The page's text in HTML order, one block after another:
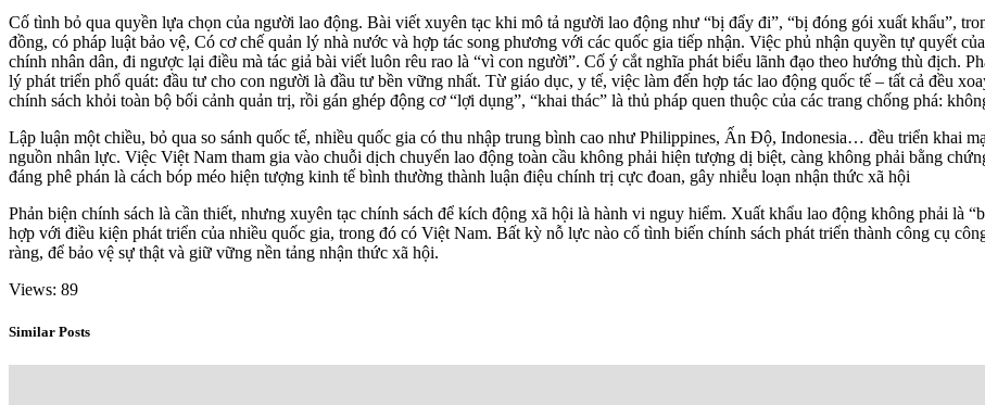
Cố tình bỏ qua quyền lựa chọn của người lao động. Bài viết xuyên tạc khi mô tả người lao động như “bị đẩy đi”, “bị đóng gói xuất khẩu”,
đồng, có pháp luật bảo vệ, Có cơ chế quản lý nhà nước và hợp tác song phương với các quốc gia tiếp nhận. Việc phủ nhận quyền tự quyết
chính nhân dân, đi ngược lại điều mà tác giả bài viết luôn rêu rao là “vì con người”. Cố ý cắt nghĩa phát biểu lãnh đạo theo hướng thù địch.
lý phát triển phổ quát: đầu tư cho con người là đầu tư bền vững nhất. Từ giáo dục, y tế, việc làm đến hợp tác lao động quốc tế – tất cả đều
chính sách khỏi toàn bộ bối cảnh quản trị, rồi gán ghép động cơ “lợi dụng”, “khai thác” là thủ pháp quen thuộc của các trang chống phá:
Lập luận một chiều, bỏ qua so sánh quốc tế, nhiều quốc gia có thu nhập trung bình cao như Philippines, Ấn Độ, Indonesia… đều triển khai
nguồn nhân lực. Việc Việt Nam tham gia vào chuỗi dịch chuyển lao động toàn cầu không phải hiện tượng dị biệt, càng không phải bằng
đáng phê phán là cách bóp méo hiện tượng kinh tế bình thường thành luận điệu chính trị cực đoan, gây nhiễu loạn nhận thức xã hội
Phản biện chính sách là cần thiết, nhưng xuyên tạc chính sách để kích động xã hội là hành vi nguy hiểm. Xuất khẩu lao động không phải là
hợp với điều kiện phát triển của nhiều quốc gia, trong đó có Việt Nam. Bất kỳ nỗ lực nào cố tình biến chính sách phát triển thành công cụ
ràng, để bảo vệ sự thật và giữ vững nền tảng nhận thức xã hội.
Views: 89
Similar Posts